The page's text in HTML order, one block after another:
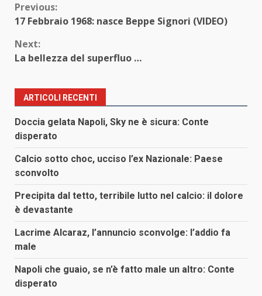
Continue
Previous:
17 Febbraio 1968: nasce Beppe Signori (VIDEO)
Next:
La bellezza del superfluo …
ARTICOLI RECENTI
Doccia gelata Napoli, Sky ne è sicura: Conte
disperato
Calcio sotto choc, ucciso l’ex Nazionale: Paese
sconvolto
Precipita dal tetto, terribile lutto nel calcio: il dolore
è devastante
Lacrime Alcaraz, l’annuncio sconvolge: l’addio fa
male
Napoli che guaio, se n’è fatto male un altro: Conte
disperato